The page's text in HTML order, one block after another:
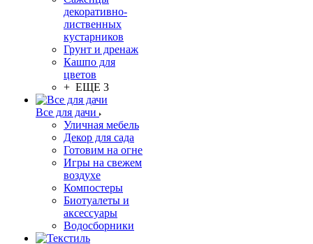
декоративно-
лиственных
кустарников
Грунт и дренаж
Кашпо для
цветов
+ ЕЩЕ 3
Все для дачи
Уличная мебель
Декор для сада
Готовим на огне
Игры на свежем
воздухе
Компостеры
Биотуалеты и
аксессуары
Водосборники